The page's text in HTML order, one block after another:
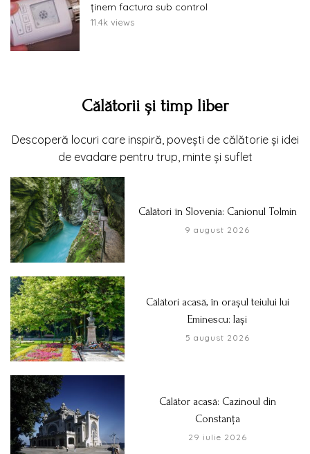
ținem factura sub control
11.4k views
Călătorii și timp liber
Descoperă locuri care inspiră, povești de călătorie și idei
de evadare pentru trup, minte și suflet
Călători în Slovenia: Canionul Tolmin
9 august 2026
Călători acasă, în orașul teiului lui
Eminescu: Iași
5 august 2026
Călător acasă: Cazinoul din
Constanța
29 iulie 2026